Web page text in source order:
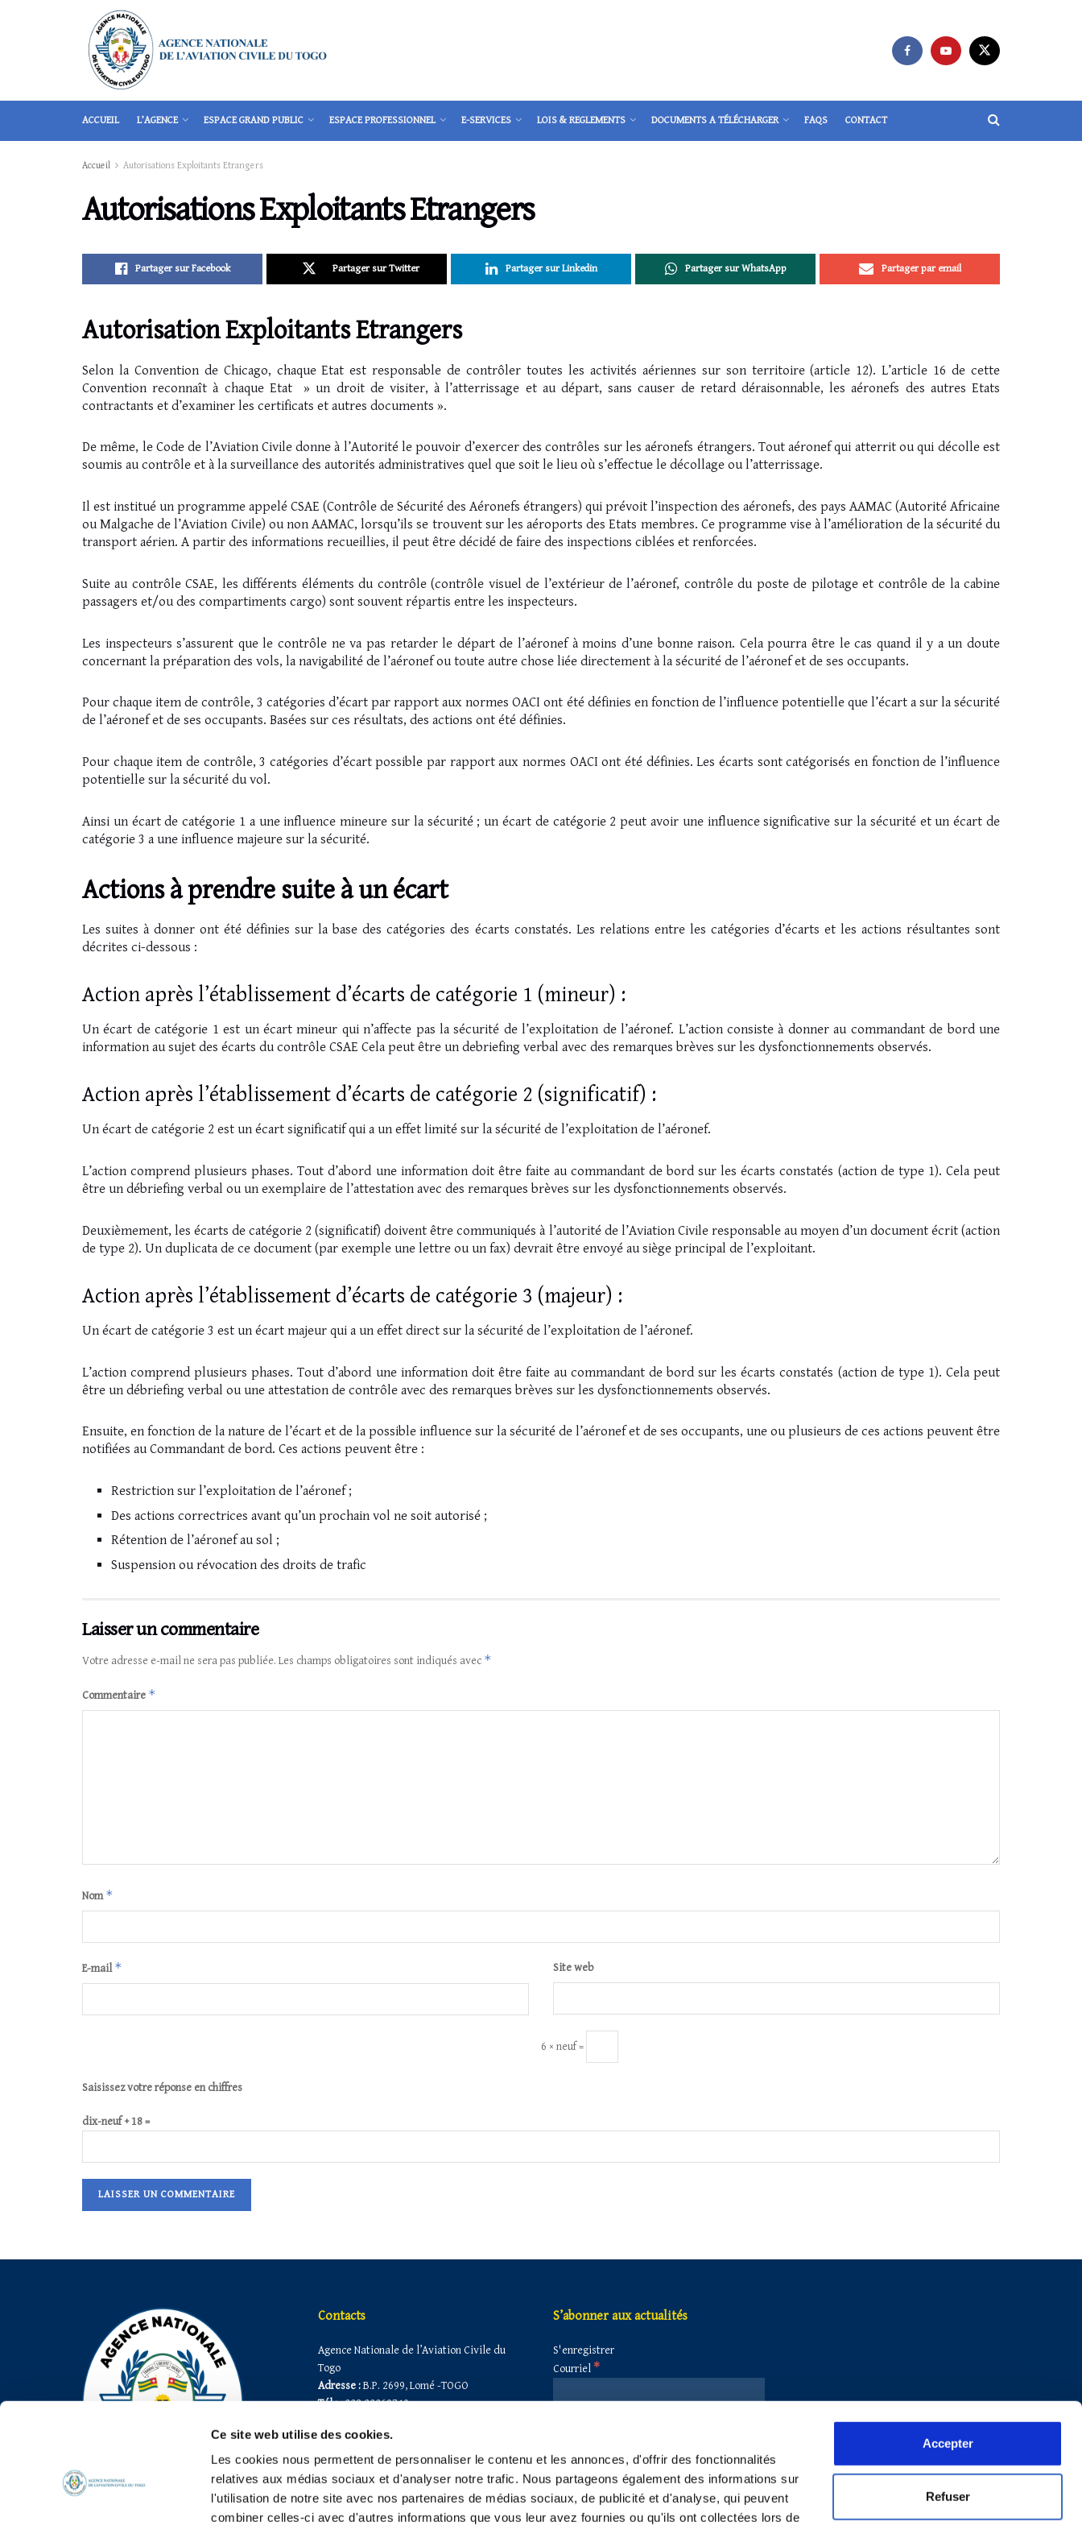
Ce site web utilise des cookies.
Les cookies nous permettent de personnaliser le contenu et les annonces, d'offrir des fonctionnalités
relatives aux médias sociaux et d'analyser notre trafic. Nous partageons également des informations sur
l'utilisation de notre site avec nos partenaires de médias sociaux, de publicité et d'analyse, qui peuvent
combiner celles-ci avec d'autres informations que vous leur avez fournies ou qu'ils ont collectées lors de
Accepter
Refuser
ACCUEIL L’AGENCE ESPACE GRAND PUBLIC ESPACE PROFESSIONNEL E-SERVICES LOIS & REGLEMENTS DOCUMENTS A TÉLÉCHARGER FAQS CONTACT
Accueil Autorisations Exploitants Etrangers
Autorisations Exploitants Etrangers
Partager sur Facebook Partager sur Twitter Partager sur Linkedin Partager sur WhatsApp Partager par email
Autorisation Exploitants Etrangers
Selon la Convention de Chicago, chaque Etat est responsable de contrôler toutes les activités aériennes sur son territoire (article 12). L’article 16 de cette
Convention reconnaît à chaque Etat » un droit de visiter, à l’atterrissage et au départ, sans causer de retard déraisonnable, les aéronefs des autres Etats
contractants et d’examiner les certificats et autres documents ».
De même, le Code de l’Aviation Civile donne à l’Autorité le pouvoir d’exercer des contrôles sur les aéronefs étrangers. Tout aéronef qui atterrit ou qui décolle est
soumis au contrôle et à la surveillance des autorités administratives quel que soit le lieu où s’effectue le décollage ou l’atterrissage.
Il est institué un programme appelé CSAE (Contrôle de Sécurité des Aéronefs étrangers) qui prévoit l’inspection des aéronefs, des pays AAMAC (Autorité Africaine
ou Malgache de l’Aviation Civile) ou non AAMAC, lorsqu’ils se trouvent sur les aéroports des Etats membres. Ce programme vise à l’amélioration de la sécurité du
transport aérien. A partir des informations recueillies, il peut être décidé de faire des inspections ciblées et renforcées.
Suite au contrôle CSAE, les différents éléments du contrôle (contrôle visuel de l’extérieur de l’aéronef, contrôle du poste de pilotage et contrôle de la cabine
passagers et/ou des compartiments cargo) sont souvent répartis entre les inspecteurs.
Les inspecteurs s’assurent que le contrôle ne va pas retarder le départ de l’aéronef à moins d’une bonne raison. Cela pourra être le cas quand il y a un doute
concernant la préparation des vols, la navigabilité de l’aéronef ou toute autre chose liée directement à la sécurité de l’aéronef et de ses occupants.
Pour chaque item de contrôle, 3 catégories d’écart par rapport aux normes OACI ont été définies en fonction de l’influence potentielle que l’écart a sur la sécurité
de l’aéronef et de ses occupants. Basées sur ces résultats, des actions ont été définies.
Pour chaque item de contrôle, 3 catégories d’écart possible par rapport aux normes OACI ont été définies. Les écarts sont catégorisés en fonction de l’influence
potentielle sur la sécurité du vol.
Ainsi un écart de catégorie 1 a une influence mineure sur la sécurité ; un écart de catégorie 2 peut avoir une influence significative sur la sécurité et un écart de
catégorie 3 a une influence majeure sur la sécurité.
Actions à prendre suite à un écart
Les suites à donner ont été définies sur la base des catégories des écarts constatés. Les relations entre les catégories d’écarts et les actions résultantes sont
décrites ci-dessous :
Action après l’établissement d’écarts de catégorie 1 (mineur) :
Un écart de catégorie 1 est un écart mineur qui n’affecte pas la sécurité de l’exploitation de l’aéronef. L’action consiste à donner au commandant de bord une
information au sujet des écarts du contrôle CSAE Cela peut être un debriefing verbal avec des remarques brèves sur les dysfonctionnements observés.
Action après l’établissement d’écarts de catégorie 2 (significatif) :
Un écart de catégorie 2 est un écart significatif qui a un effet limité sur la sécurité de l’exploitation de l’aéronef.
L’action comprend plusieurs phases. Tout d’abord une information doit être faite au commandant de bord sur les écarts constatés (action de type 1). Cela peut
être un débriefing verbal ou un exemplaire de l’attestation avec des remarques brèves sur les dysfonctionnements observés.
Deuxièmement, les écarts de catégorie 2 (significatif) doivent être communiqués à l’autorité de l’Aviation Civile responsable au moyen d’un document écrit (action
de type 2). Un duplicata de ce document (par exemple une lettre ou un fax) devrait être envoyé au siège principal de l’exploitant.
Action après l’établissement d’écarts de catégorie 3 (majeur) :
Un écart de catégorie 3 est un écart majeur qui a un effet direct sur la sécurité de l’exploitation de l’aéronef.
L’action comprend plusieurs phases. Tout d’abord une information doit être faite au commandant de bord sur les écarts constatés (action de type 1). Cela peut
être un débriefing verbal ou une attestation de contrôle avec des remarques brèves sur les dysfonctionnements observés.
Ensuite, en fonction de la nature de l’écart et de la possible influence sur la sécurité de l’aéronef et de ses occupants, une ou plusieurs de ces actions peuvent être
notifiées au Commandant de bord. Ces actions peuvent être :
Restriction sur l’exploitation de l’aéronef ;
Des actions correctrices avant qu’un prochain vol ne soit autorisé ;
Rétention de l’aéronef au sol ;
Suspension ou révocation des droits de trafic
Laisser un commentaire
Votre adresse e-mail ne sera pas publiée. Les champs obligatoires sont indiqués avec *
Commentaire *
Nom*
E-mail* Site web
6 × neuf =
Saisissez votre réponse en chiffres
dix-neuf + 18 =
Contacts
Agence Nationale de l’Aviation Civile du
Togo
Adresse :B.P. 2699, Lomé -TOGO
Tél :+228 22263740
E-mail 1:secretariat@anac-togo.tg
E-mail 2 :anactogo@gmail.com
E-mail 3 :anac@anac-togo.tg
S’abonner aux actualités
S'enregistrer
Courriel*